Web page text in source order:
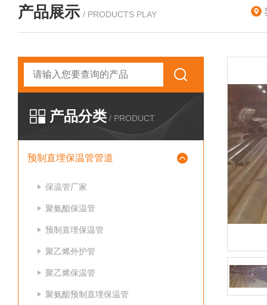
产品展示 / PRODUCTS PLAY
产品分类 / PRODUCT
预制直埋保温管管道
保温管厂家
聚氨酯保温管
预制直埋保温管
聚乙烯外护管
聚乙烯保温管
聚氨酯预制直埋保温管